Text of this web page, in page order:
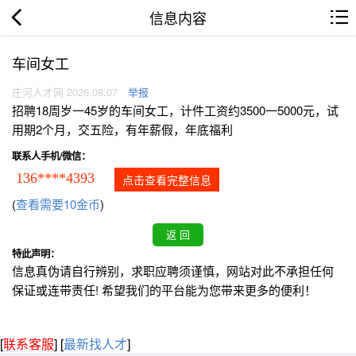
信息内容
车间女工
庄河人才网 2026.08.07 举报
招聘18周岁一45岁的车间女工，计件工资约3500一5000元，试
用期2个月，交五险，有年薪假，年底福利
联系人手机/微信：
136****4393 点击查看完整信息
(查看需要10金币)
特此声明：
信息真伪请自行辨别，求职应聘须谨慎，网站对此不承担任何
保证或连带责任! 希望我们的平台能为您带来更多的便利！
[联系客服] [最新找人才]